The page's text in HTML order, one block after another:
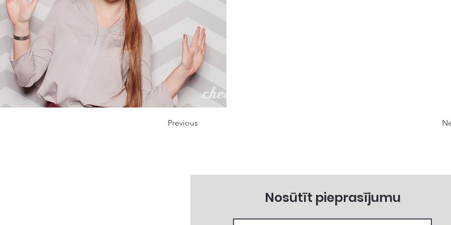
Previous
Nosūtīt pieprasījumu